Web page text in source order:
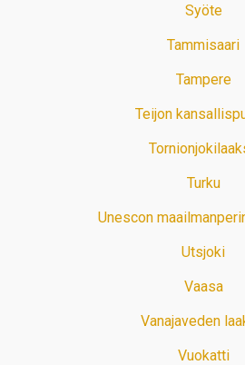
Syöte
Tammisaari
Tampere
Teijon
Turku
Unescon
Utsjoki
Vaasa
Vanajaveden
Vuokatti